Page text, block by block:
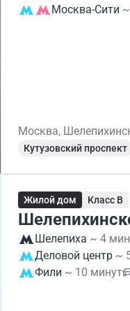
Москва-Сити
Москва,
Кутузовский проспект
Жилой дом Класс B
Шелепиха ~ 4
Деловой центр ~
Фили ~ 10 минут